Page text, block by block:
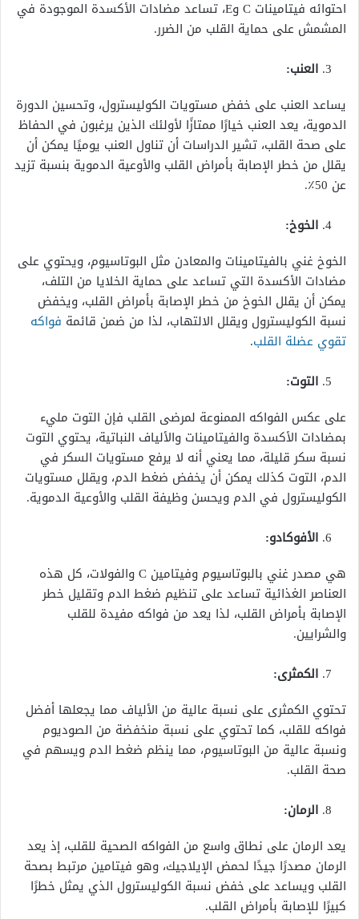
احتوائه فيتامينات C وE، تساعد مضادات الأكسدة الموجودة في
المشمش على حماية القلب من الضرر.
العنب:
يساعد العنب على خفض مستويات الكوليسترول، وتحسين الدورة
الدموية، يعد العنب خيارًا ممتازًا لأولئك الذين يرغبون في الحفاظ
على صحة القلب، تشير الدراسات أن تناول العنب يوميًا يمكن أن
يقلل من خطر الإصابة بأمراض القلب والأوعية الدموية بنسبة تزيد
عن 50٪.
الخوخ:
الخوخ غني بالفيتامينات والمعادن مثل البوتاسيوم، ويحتوي على
مضادات الأكسدة التي تساعد على حماية الخلايا من التلف،
يمكن أن يقلل الخوخ من خطر الإصابة بأمراض القلب، ويخفض
نسبة الكوليسترول ويقلل الالتهاب، لذا من ضمن قائمة فواكه
تقوي عضلة القلب.
التوت:
على عكس الفواكه الممنوعة لمرضى القلب فإن التوت مليء
بمضادات الأكسدة والفيتامينات والألياف النباتية، يحتوي التوت
نسبة سكر قليلة، مما يعني أنه لا يرفع مستويات السكر في
الدم، التوت كذلك يمكن أن يخفض ضغط الدم، ويقلل مستويات
الكوليسترول في الدم ويحسن وظيفة القلب والأوعية الدموية.
الأفوكادو:
هي مصدر غني بالبوتاسيوم وفيتامين C والفولات، كل هذه
العناصر الغذائية تساعد على تنظيم ضغط الدم وتقليل خطر
الإصابة بأمراض القلب، لذا يعد من فواكه مفيدة للقلب
والشرايين.
الكمثرى:
تحتوي الكمثرى على نسبة عالية من الألياف مما يجعلها أفضل
فواكه للقلب، كما تحتوي على نسبة منخفضة من الصوديوم
ونسبة عالية من البوتاسيوم، مما ينظم ضغط الدم ويسهم في
صحة القلب.
الرمان:
يعد الرمان على نطاق واسع من الفواكه الصحية للقلب، إذ يعد
الرمان مصدرًا جيدًا لحمض الإيلاجيك، وهو فيتامين مرتبط بصحة
القلب ويساعد على خفض نسبة الكوليسترول الذي يمثل خطرًا
كبيرًا للإصابة بأمراض القلب.